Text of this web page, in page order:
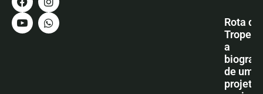
Rota
a
de um
projeto